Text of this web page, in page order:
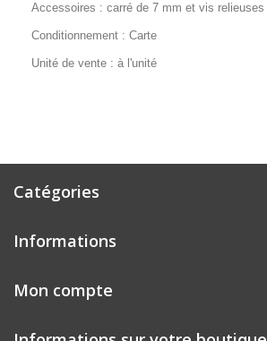
Accessoires : carré de 7 mm et vis relieuses
Conditionnement : Carte
Unité de vente : à l'unité
Catégories
Informations
Mon compte